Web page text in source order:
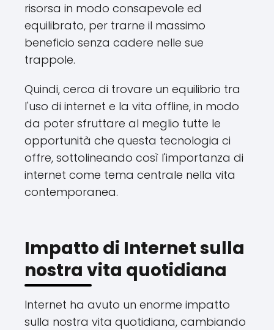
risorsa in modo consapevole ed
equilibrato, per trarne il massimo
beneficio senza cadere nelle sue
trappole.
Quindi, cerca di trovare un equilibrio tra
l'uso di internet e la vita offline, in modo
da poter sfruttare al meglio tutte le
opportunità che questa tecnologia ci
offre, sottolineando così l'importanza di
internet come tema centrale nella vita
contemporanea.
Impatto di Internet sulla
nostra vita quotidiana
Internet ha avuto un enorme impatto
sulla nostra vita quotidiana, cambiando